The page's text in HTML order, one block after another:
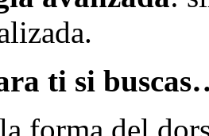
ti si